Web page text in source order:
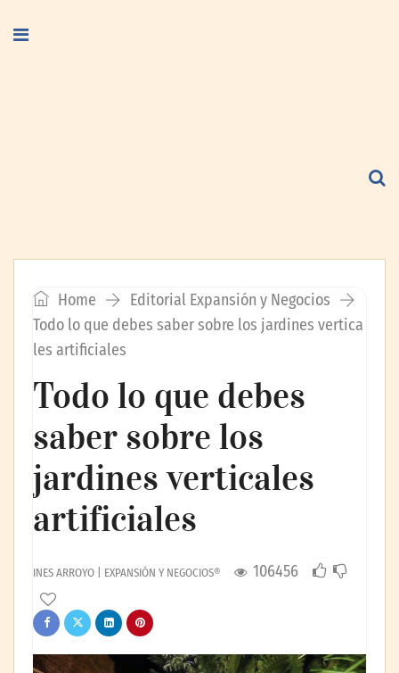
Home
Editorial Expansión y Negocios
Todo lo que debes saber sobre los jardines vertica
les artificiales
Todo lo que debes
saber sobre los
jardines verticales
artificiales
INES ARROYO | EXPANSIÓN Y NEGOCIOS® 106456